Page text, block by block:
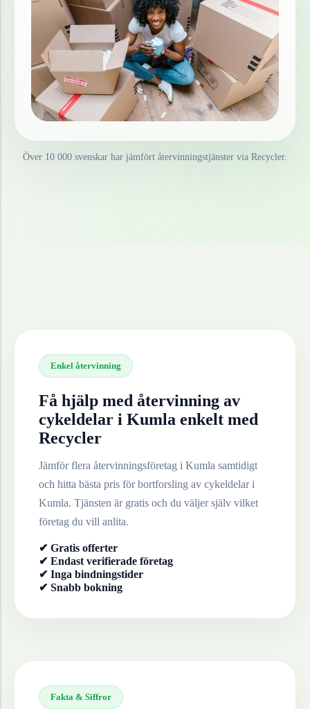
Över 10 000 svenskar har jämfört återvinningstjänster via Recycler.
Enkel återvinning
Få hjälp med återvinning av
cykeldelar i Kumla enkelt med
Recycler
Jämför flera återvinningsföretag i Kumla samtidigt
och hitta bästa pris för bortforsling av cykeldelari
Kumla. Tjänsten är gratis och du väljer själv vilket
företag du vill anlita.
✔ Gratis offerter
✔ Endast verifierade företag
✔ Inga bindningstider
✔ Snabb bokning
Fakta & Siffror